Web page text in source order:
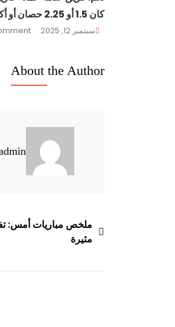
كان 1.5 أو 2.25 حصان أو أكثر.
سبتمبر 12, 2025
About the Author
تصفّح
المقالات
ملخص مباريات أمس:
مثيرة